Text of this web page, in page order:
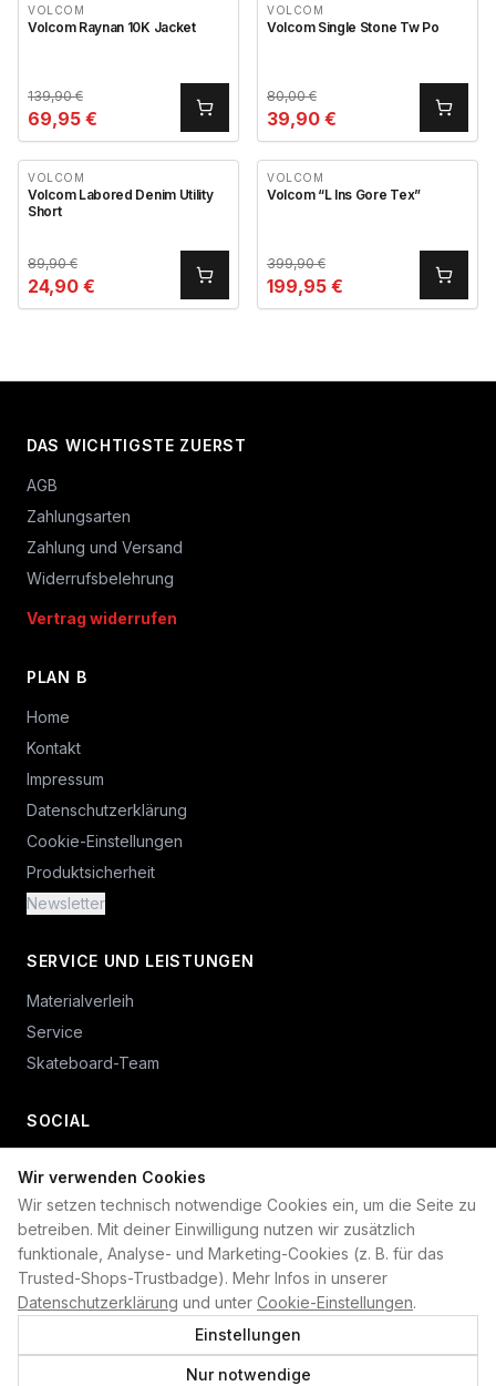
Wir verwenden Cookies
Wir setzen technisch notwendige Cookies ein, um die Seite zu
betreiben. Mit deiner Einwilligung nutzen wir zusätzlich
funktionale, Analyse- und Marketing-Cookies (z. B. für das
Trusted-Shops-Trustbadge). Mehr Infos in unserer
Datenschutzerklärung und unter Cookie-Einstellungen.
Einstellungen
Nur notwendige
VOLCOM
Volcom Raynan 10K Jacket
139,90€
69,95 €
VOLCOM
Volcom Single Stone Tw Po
80,00€
39,90 €
VOLCOM
Volcom Labored Denim Utility
Short
89,90€
24,90 €
VOLCOM
Volcom “L Ins Gore Tex”
399,90€
199,95 €
DAS WICHTIGSTE ZUERST
AGB
Zahlungsarten
Zahlung und Versand
Widerrufsbelehrung
Vertrag widerrufen
PLAN B
Home
Kontakt
Impressum
Datenschutzerklärung
Cookie-Einstellungen
Produktsicherheit
Newsletter
SERVICE UND LEISTUNGEN
Materialverleih
Service
Skateboard-Team
SOCIAL
+49 234 687 00 38
shop@plan-b-funsport.de
Sichere Zahlung mit: